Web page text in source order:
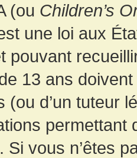
(ou Children’s
une loi aux
pouvant
13 ans
(ou d’un tuteur
permettant
Si vous n’êtes